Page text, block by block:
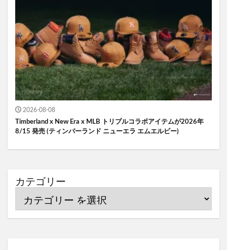
2026-08-08
Timberland x New Era x MLB トリプルコラボアイテムが2026年
8/15 発売 (ティンバーランド ニューエラ エムエルビー)
カテゴリー